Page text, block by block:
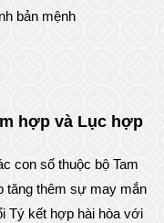
bản mệnh
hợp và Lục hợp
con số thuộc bộ Tam
tăng thêm sự may mắn
Tý kết hợp hài hòa với